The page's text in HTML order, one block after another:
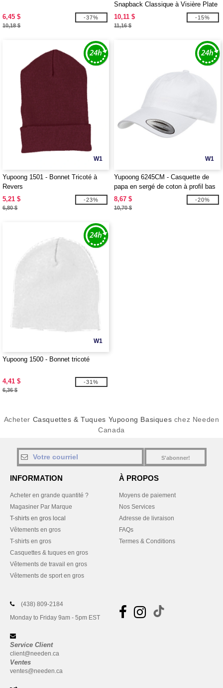
6,45 $
10,18 $
-37%
Snapback Classique à Visière Plate
Structurée à 6 Panneaux
10,11 $
11,16 $
-15%
W1
Yupoong 1501 - Bonnet Tricoté à
Revers
5,21 $
6,80 $
-23%
W1
Yupoong 6245CM - Casquette de
papa en sergé de coton à profil bas
pour adulte
8,67 $
10,70 $
-20%
W1
Yupoong 1500 - Bonnet tricoté
4,41 $
6,36 $
-31%
Acheter Casquettes & Tuques Yupoong Basiques chez Needen
Canada
S'abonner!
INFORMATION
Acheter en grande quantité ?
Magasiner Par Marque
T-shirts en gros local
Vêtements en gros
T-shirts en gros
Casquettes & tuques en gros
Vêtements de travail en gros
Vêtements de sport en gros
À PROPOS
Moyens de paiement
Nos Services
Adresse de livraison
FAQs
Termes & Conditions
(438) 809-2184
Monday to Friday 9am - 5pm EST
Service Client
client@needen.ca
Ventes
ventes@needen.ca